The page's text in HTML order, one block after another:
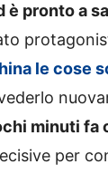
è pronto a
le cose
minuti fa
per